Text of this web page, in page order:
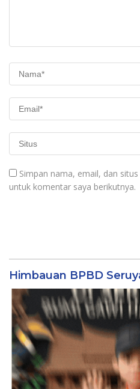
Simpan nama, email, dan
untuk komentar saya berikutnya.
Himbauan BPBD